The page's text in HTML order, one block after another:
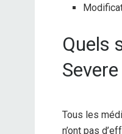
Quels
Severe
Tous les
n’ont pas